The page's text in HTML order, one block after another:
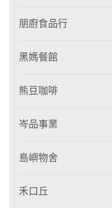
朋廚食品行
黑媽餐館
熊豆咖啡
岑品事業
島嶼物舍
禾口丘